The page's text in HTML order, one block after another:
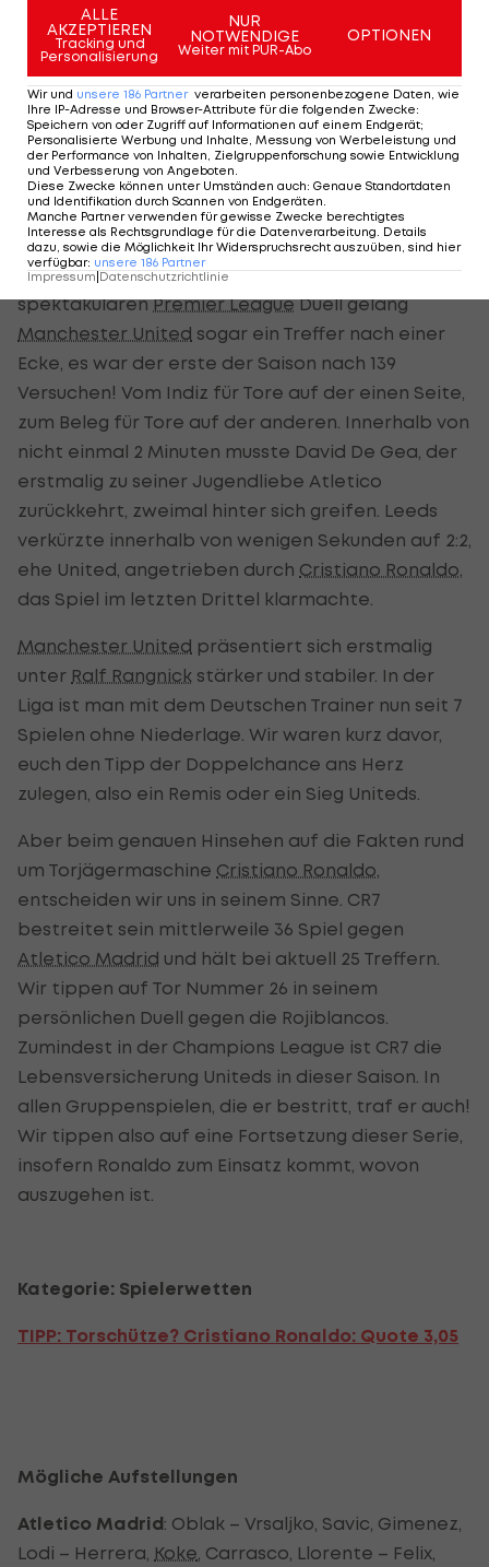
auf dein Handy!
Tritt jetzt unserem Telegram-Channel bei und
check dir unsere exklusiven Wett-Tipps direkt
aufs Handy!Hier geht's zum kostenlosen
Telegram-Kanal >>>
Das gerade erwähnte 2:4 holte sichManchester
Unitedauswärts bei Leeds United. Im
spektakulärenPremier LeagueDuell gelang
Manchester United sogar ein Treffer nach einer
Ecke, es war der erste der Saison nach 139
Versuchen! Vom Indiz für Tore auf der einen Seite,
zum Beleg für Tore auf der anderen. Innerhalb von
nicht einmal 2 Minuten musste David De Gea, der
erstmalig zu seiner Jugendliebe Atletico
zurückkehrt, zweimal hinter sich greifen. Leeds
verkürzte innerhalb von wenigen Sekunden auf 2:2,
ehe United, angetrieben durch Cristiano Ronaldo
das Spiel im letzten Drittel klarmachte.
Manchester United präsentiert sich erstmalig
unter Ralf Rangnick stärker und stabiler. In der
Liga ist man mit dem Deutschen Trainer nun seit 7
Spielen ohne Niederlage. Wir waren kurz davor,
euch den Tipp der Doppelchance ans Herz
zulegen, also ein Remis oder ein Sieg Uniteds.
Aber beim genauen Hinsehen auf die Fakten rund
um Torjägermaschine Cristiano Ronaldo
entscheiden wir uns in seinem Sinne. CR7
bestreitet sein mittlerweile 36 Spiel gegen
Atletico Madrid und hält bei aktuell 25 Treffern.
Wir tippen auf Tor Nummer 26 in seinem
persönlichen Duell gegen die Rojiblancos.
Zumindest in der Champions League ist CR7 die
Lebensversicherung Uniteds in dieser Saison. In
allen Gruppenspielen, die er bestritt, traf er auch!
Wir tippen also auf eine Fortsetzung dieser Serie,
insofern Ronaldo zum Einsatz kommt, wovon
auszugehen ist.
Kategorie: Spielerwetten
TIPP: Torschütze? Cristiano Ronaldo: Quote 3,05
Mögliche Aufstellungen
Atletico Madrid: Oblak – Vrsaljko, Savic, Gimenez,
Lodi – Herrera, Koke , Carrasco, Llorente – Felix,
ALLE
AKZEPTIEREN
Tracking und
Personalisierung
NUR
NOTWENDIGE
Weiter mit PUR-Abo
OPTIONEN
Wir und unsere 186 Partner verarbeiten personenbezogene Daten, wie
Ihre IP-Adresse und Browser-Attribute für die folgenden Zwecke:
Speichern von oder Zugriff auf Informationen auf einem Endgerät;
Personalisierte Werbung und Inhalte, Messung von Werbeleistung und
der Performance von Inhalten, Zielgruppenforschung sowie Entwicklung
und Verbesserung von Angeboten.
Diese Zwecke können unter Umständen auch: Genaue Standortdaten
und Identifikation durch Scannen von Endgeräten.
Manche Partner verwenden für gewisse Zwecke berechtigtes
Interesse als Rechtsgrundlage für die Datenverarbeitung. Details
dazu, sowie die Möglichkeit Ihr Widerspruchsrecht auszuüben, sind hier
verfügbar: unsere 186 Partner
Impressum Datenschutzrichtlinie